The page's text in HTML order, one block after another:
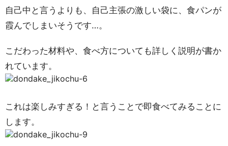
自己中と言うよりも、自己主張の激しい袋に、食パンが
霞んでしまいそうです…。
こだわった材料や、食べ方についても詳しく説明が書か
れています。
これは楽しみすぎる！と言うことで即食べてみることに
します。